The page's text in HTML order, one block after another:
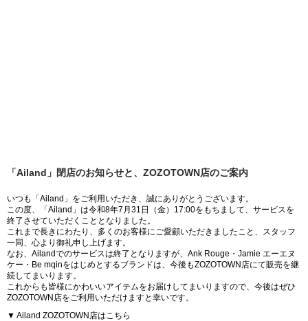
「Ailand」閉店のお知らせと、ZOZOTOWN店のご案内
いつも「Ailand」をご利用いただき、誠にありがとうございます。
この度、「Ailand」は令和8年7月31日（金）17:00をもちまして、サービスを
終了させていただくこととなりました。
これまで長きにわたり、多くのお客様にご愛顧いただきましたこと、スタッフ
一同、心より御礼申し上げます。
なお、Ailandでのサービスは終了となりますが、Ank Rouge・Jamie エーエヌ
ケー・Be mqinをはじめとするブランドは、今後もZOZOTOWN店にて販売を継
続してまいります。
これからも皆様にかわいいアイテムをお届けしてまいりますので、今後はぜひ
ZOZOTOWN店をご利用いただけますと幸いです。
▼ Ailand ZOZOTOWN店はこちら